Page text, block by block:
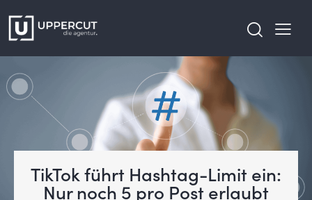
TikTok führt Hashtag-Limit ein:
Nur noch 5 pro Post erlaubt